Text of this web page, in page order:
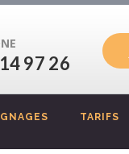
97 26
TARIFS